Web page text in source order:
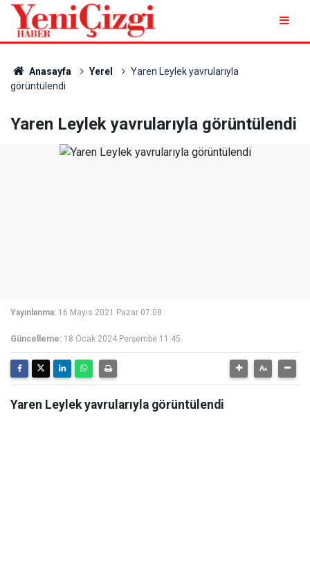
Anasayfa Yerel
Yaren Leylek yavrularıyla
görüntülendi
Yaren Leylek yavrularıyla görüntülendi
Yayınlanma: 16 Mayıs 2021 Pazar 07:08
Güncelleme: 18 Ocak 2024 Perşembe 11:45
Yaren Leylek yavrularıyla görüntülendi